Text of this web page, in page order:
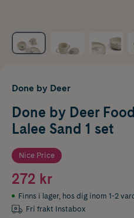
Done by Deer
Done by Deer
Lalee Sand 1 set
Nice Price
272 kr
Finns i lager, hos dig inom 1-2
Fri frakt Instabox